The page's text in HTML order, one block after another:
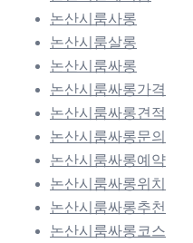
논산시룸사롱
논산시룸살롱
논산시룸싸롱
논산시룸싸롱가격
논산시룸싸롱견적
논산시룸싸롱문의
논산시룸싸롱예약
논산시룸싸롱위치
논산시룸싸롱추천
논산시룸싸롱코스